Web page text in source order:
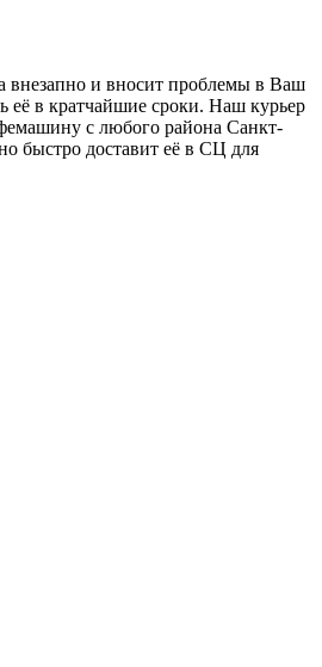
внезапно и вносит проблемы в Ваш
её в кратчайшие сроки. Наш курьер
с любого района Санкт-
быстро доставит её в СЦ для